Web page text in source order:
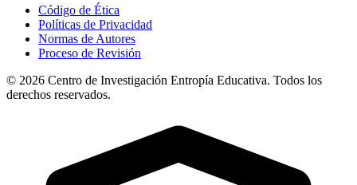
Código de Ética
Políticas de Privacidad
Normas de Autores
Proceso de Revisión
© 2026 Centro de Investigación Entropía Educativa. Todos los
derechos reservados.